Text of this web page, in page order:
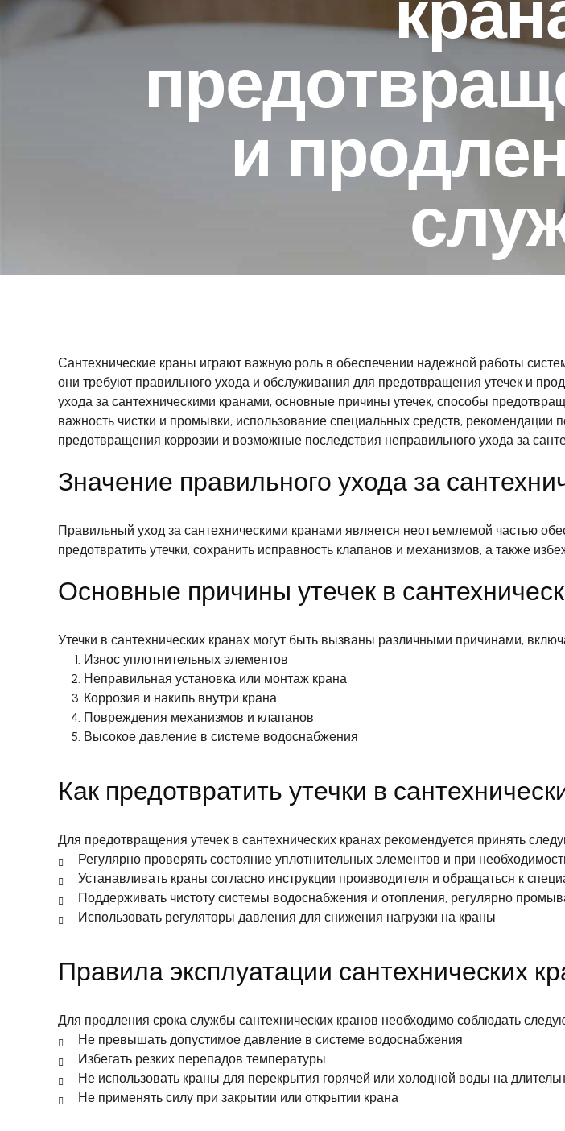
и
Сантехнические краны играют важную роль в обеспечении надежной работы
они требуют правильного ухода и обслуживания для предотвращения утечек и
ухода за сантехническими кранами, основные причины утечек, способы
важность чистки и промывки, использование специальных средств,
предотвращения коррозии и возможные последствия неправильного ухода за
Значение правильного ухода за
Правильный уход за сантехническими кранами является неотъемлемой частью
предотвратить утечки, сохранить исправность клапанов и механизмов, а также
Основные причины утечек в
Утечки в сантехнических кранах могут быть вызваны различными причинами,
Износ уплотнительных элементов
Неправильная установка или монтаж крана
Коррозия и накипь внутри крана
Повреждения механизмов и клапанов
Высокое давление в системе водоснабжения
Как предотвратить утечки в
Для предотвращения утечек в сантехнических кранах рекомендуется принять
Регулярно проверять состояние уплотнительных элементов и при
Устанавливать краны согласно инструкции производителя и обращаться к
Поддерживать чистоту системы водоснабжения и отопления, регулярно
Использовать регуляторы давления для снижения нагрузки на краны
Правила эксплуатации сантехнических
Для продления срока службы сантехнических кранов необходимо соблюдать
Не превышать допустимое давление в системе водоснабжения
Избегать резких перепадов температуры
Не использовать краны для перекрытия горячей или холодной воды на
Не применять силу при закрытии или открытии крана